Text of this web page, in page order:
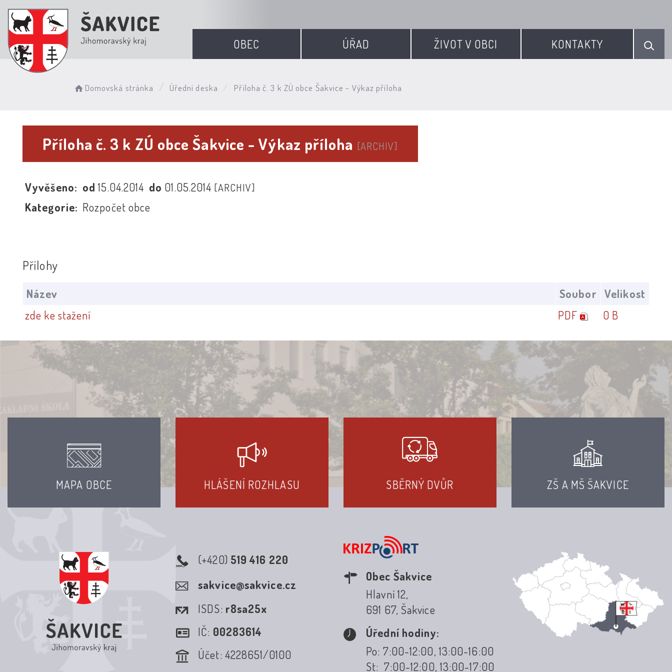
OBEC ÚŘAD ŽIVOT V OBCI KONTAKTY
Domovská stránka Úřední deska Příloha č. 3 k ZÚ obce Šakvice - Výkaz příloha
Příloha č. 3 k ZÚ obce Šakvice - Výkaz příloha [ARCHIV]
Vyvěšeno: od15.04.2014 do 01.05.2014 [ARCHIV]
Kategorie: Rozpočet obce
Přílohy
Název Soubor
Velikost
zde ke stažení
PDF 0 B
MAPA OBCE HLÁŠENÍ ROZHLASU SBĚRNÝ DVŮR ZŠ A MŠ ŠAKVICE
(+420) 519 416 220
sakvice@sakvice.cz
ISDS: r8sa25x
IČ: 00283614
Účet: 4228651/0100
Obec Šakvice
Hlavní 12,
691 67, Šakvice
Úřední hodiny:
Po: 7:00-12:00, 13:00-16:00
St: 7:00-12:00, 13:00-17:00